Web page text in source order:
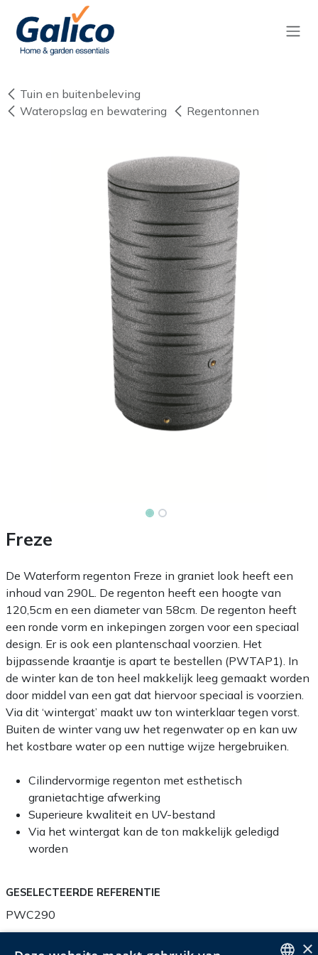
Overslaan naar inhoud
Tuin en buitenbeleving
Wateropslag en bewatering
Regentonnen
Freze
De Waterform regenton Freze in graniet look heeft een
inhoud van 290L. De regenton heeft een hoogte van
120,5cm en een diameter van 58cm. De regenton heeft
een ronde vorm en inkepingen zorgen voor een speciaal
design. Er is ook een plantenschaal voorzien. Het
bijpassende kraantje is apart te bestellen (PWTAP1). In
de winter kan de ton heel makkelijk leeg gemaakt worden
door middel van een gat dat hiervoor speciaal is voorzien.
Via dit ‘wintergat’ maakt uw ton winterklaar tegen vorst.
Buiten de winter vang uw het regenwater op en kan uw
het kostbare water op een nuttige wijze hergebruiken.
Cilindervormige regenton met esthetisch
granietachtige afwerking
Superieure kwaliteit en UV-bestand
Via het wintergat kan de ton makkelijk geledigd
worden
GESELECTEERDE REFERENTIE
PWC290
×